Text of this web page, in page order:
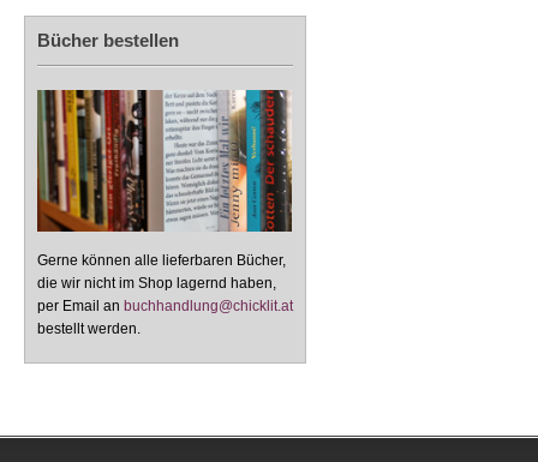
Bücher bestellen
Gerne können alle lieferbaren Bücher,
die wir nicht im Shop lagernd haben,
per Email an buchhandlung@chicklit.at
bestellt werden.